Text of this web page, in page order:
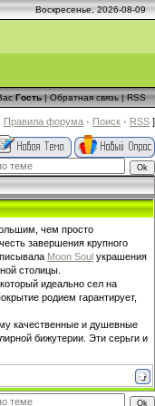
Воскресенье, 2026-08-09
Гость|Обратная связь|RSS
Правила форума · Поиск · RSS ]
чем просто
завершения крупного
Moon Soul украшения
столицы.
идеально сел на
родием гарантирует,
качественные и душевные
бижутерии. Эти серьги и